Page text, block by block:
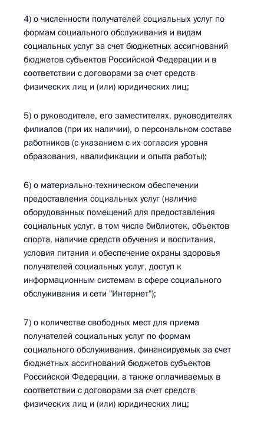
4) о численности получателей социальных услуг по
формам социального обслуживания и видам
социальных услуг за счет бюджетных ассигнований
бюджетов субъектов Российской Федерации и в
соответствии с договорами за счет средств
физических лиц и (или) юридических лиц;
5) о руководителе, его заместителях, руководителях
филиалов (при их наличии), о персональном составе
работников (с указанием с их согласия уровня
образования, квалификации и опыта работы);
6) о материально-техническом обеспечении
предоставления социальных услуг (наличие
оборудованных помещений для предоставления
социальных услуг, в том числе библиотек, объектов
спорта, наличие средств обучения и воспитания,
условия питания и обеспечение охраны здоровья
получателей социальных услуг, доступ к
информационным системам в сфере социального
обслуживания и сети "Интернет");
7) о количестве свободных мест для приема
получателей социальных услуг по формам
социального обслуживания, финансируемых за счет
бюджетных ассигнований бюджетов субъектов
Российской Федерации, а также оплачиваемых в
соответствии с договорами за счет средств
физических лиц и (или) юридических лиц;